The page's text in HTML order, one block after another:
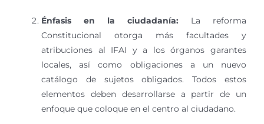
Énfasis en la ciudadanía: La reforma
Constitucional otorga más facultades y
atribuciones al IFAI y a los órganos garantes
locales, así como obligaciones a un nuevo
catálogo de sujetos obligados. Todos estos
elementos deben desarrollarse a partir de un
enfoque que coloque en el centro al ciudadano.